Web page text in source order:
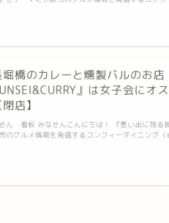
堀橋のカレーと燻製バルのお
』は女子会にオ
店】
ん 看板 みなさんこんにちは！ 『思い出に残る
のグルメ情報を発信するコンフィーダイニング